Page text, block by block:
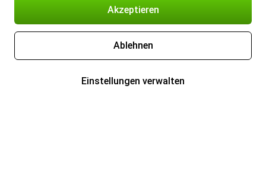
Akzeptieren
Ablehnen
Einstellungen verwalten